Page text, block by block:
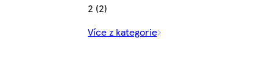
2 (2)
Více z kategorie